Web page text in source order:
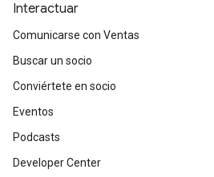
Interactuar
Comunicarse con Ventas
Buscar un socio
Conviértete en socio
Eventos
Podcasts
Developer Center